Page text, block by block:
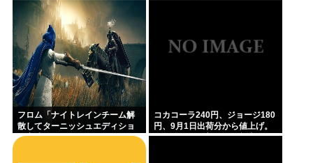
フロム「ナイトレインチーム解
散してターニッシュエディショ
ン完成させました」←これｗｗ
コカコーラ240円、ジョージ180
円、9月1日出荷分から値上げ。
ガソリンより高いとか意味不明